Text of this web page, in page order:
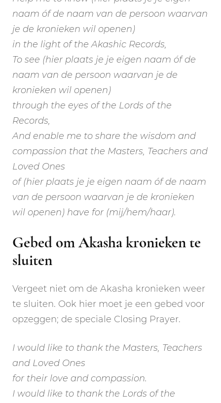
naam óf de naam van de persoon waarvan
je de kronieken wil openen)
in the light of the Akashic Records,
To see (hier plaats je je eigen naam óf de
naam van de persoon waarvan je de
kronieken wil openen)
through the eyes of the Lords of the
Records,
And enable me to share the wisdom and
compassion that the Masters, Teachers and
Loved Ones
of (hier plaats je je eigen naam óf de naam
van de persoon waarvan je de kronieken
wil openen) have for (mij/hem/haar).
Gebed om Akasha kronieken te
sluiten
Vergeet niet om de Akasha kronieken weer
te sluiten. Ook hier moet je een gebed voor
opzeggen; de speciale Closing Prayer.
I would like to thank the Masters, Teachers
and Loved Ones
for their love and compassion.
I would like to thank the Lords of the